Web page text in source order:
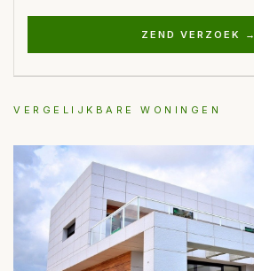
ZEND VERZOEK →
VERGELIJKBARE WONINGEN